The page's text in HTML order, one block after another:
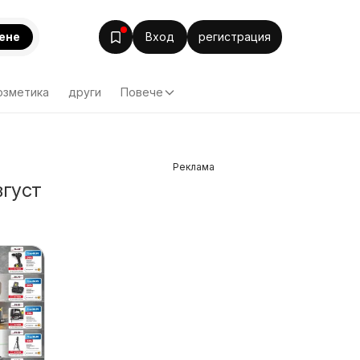
Вход регистрация
други Повече
Реклама